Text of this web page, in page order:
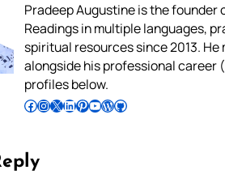
Pradeep Augustine is the
Readings in multiple languages,
spiritual resources since 2013.
alongside his professional career (
profiles below.
Follow Pradeep on Facebook Follow Pradeep on InstagramFollow Pradeep on X Follow Pradeep on LinkedIn Follow Pradeep on Pinterest Subscribe to Pradeep’s Youtube Channel Follow Pradeep on WordPress Follow Pradeep on GitHub